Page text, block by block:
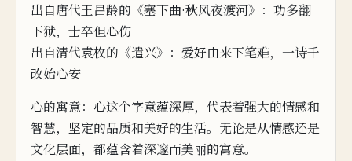
出自唐代王昌龄的《塞下曲·秋风夜渡河》：功多翻
下狱，士卒但心伤
出自清代袁枚的《遣兴》：爱好由来下笔难，一诗千
改始心安
心的寓意：心这个字意蕴深厚，代表着强大的情感和
智慧，坚定的品质和美好的生活。无论是从情感还是
文化层面，都蕴含着深邃而美丽的寓意。